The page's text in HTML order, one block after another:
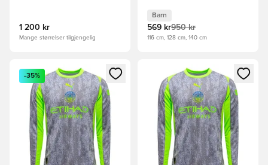
1 200 kr
Mange størrelser tilgjengelig
Barn
569 kr950 kr
116 cm, 128 cm, 140 cm
Åpner en Modal for å logge inn eller registrere deg som
-35%
Åpner en Modal for å logge